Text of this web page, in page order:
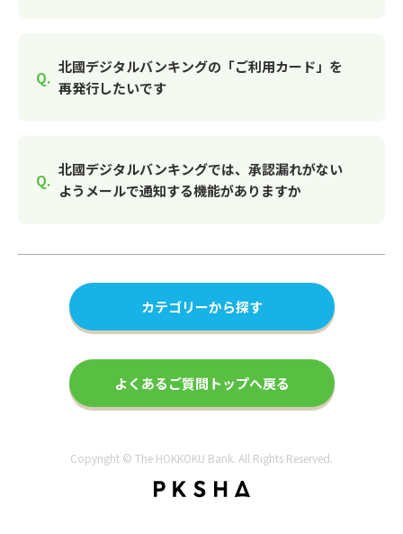
北國デジタルバンキングの「ご利用カード」を
再発行したいです
北國デジタルバンキングでは、承認漏れがない
ようメールで通知する機能がありますか
カテゴリーから探す
よくあるご質問トップへ戻る
Copyright © The HOKKOKU Bank. All Rights Reserved.